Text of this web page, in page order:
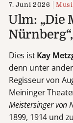
7. Juni 2026
Ulm: „Die
Dies istKay
denn unter
Regisseur von
Meininger
Meistersinger von
1899, 1914 und